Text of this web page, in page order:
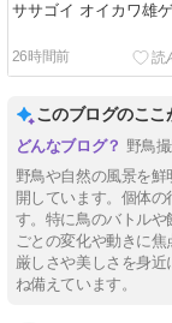
ササゴイ オイカワ雄
26時間前
このブログのここ
野鳥
野鳥や自然の風景を
開しています。個体
す。特に鳥のバトル
ごとの変化や動きに
厳しさや美しさを身
ね備えています。